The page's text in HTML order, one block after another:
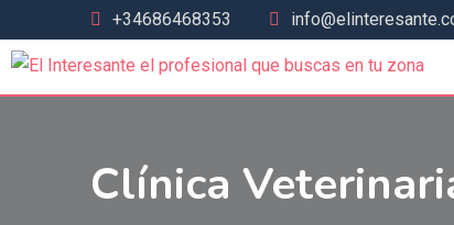
+34686468353
Clínica